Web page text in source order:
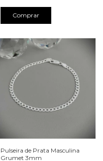
Pulseira de Prata Masculina
Grumet 3mm